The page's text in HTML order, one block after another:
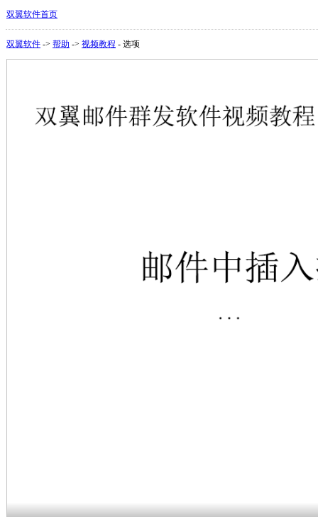
双翼软件首页
双翼软件 -> 帮助 -> 视频教程 - 选项